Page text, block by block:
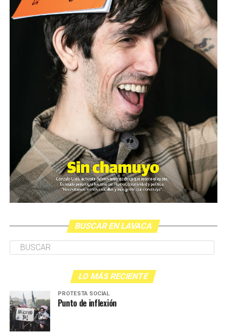
BUSCAR EN LAVACA
LO MÁS RECIENTE
PROTESTA SOCIAL
Punto de inflexión